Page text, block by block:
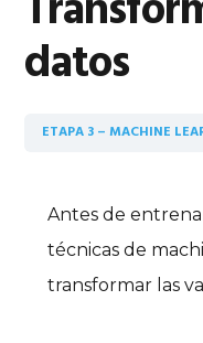
datos
ETAPA 3 – MACHINE
Antes de
técnicas de
transformar las